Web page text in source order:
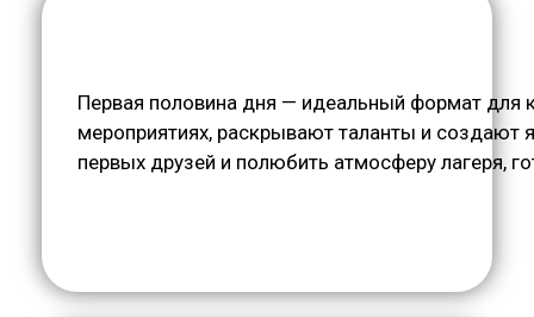
Первая половина дня — идеальный формат для
мероприятиях, раскрывают таланты и создают
первых друзей и полюбить атмосферу лагеря,